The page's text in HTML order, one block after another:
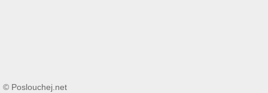
© Poslouchej.net